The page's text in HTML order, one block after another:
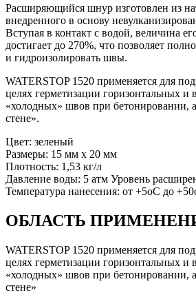
Расширяющийся шнур изготовлен из
внедренного в основу
Вступая в контакт с водой, величина
достигает до 270%, что позволяет
и гидроизолировать швы.
WATERSTOP 1520 применяется для
целях герметизации горизонтальных и
«холодных» швов при бетонировании,
стене».
Цвет: зеленый
Размеры: 15 мм x 20 мм
Плотность: 1,53 кг/л
Давление воды: 5 атм Уровень
Температура нанесения: от +5oC до
ОБЛАСТЬ
WATERSTOP 1520 применяется для
целях герметизации горизонтальных и
«холодных» швов при бетонировании,
стене»